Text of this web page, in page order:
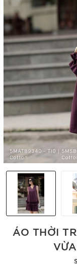
ÁO THỜI